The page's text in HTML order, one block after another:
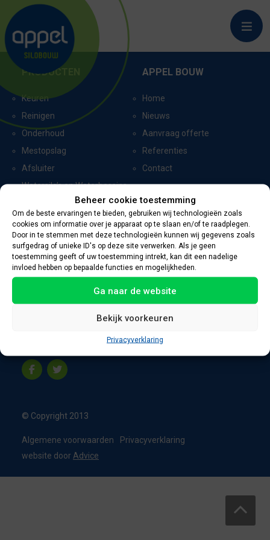
Beheer cookie toestemming
Om de beste ervaringen te bieden, gebruiken wij technologieën zoals
cookies om informatie over je apparaat op te slaan en/of te raadplegen.
Door in te stemmen met deze technologieën kunnen wij gegevens zoals
surfgedrag of unieke ID's op deze site verwerken. Als je geen
toestemming geeft of uw toestemming intrekt, kan dit een nadelige
invloed hebben op bepaalde functies en mogelijkheden.
Ga naar de website
Bekijk voorkeuren
Privacyverklaring
DE RIPS
PRODUCTEN
Keuren
Reinigen
Onderhoud
Mestopslag
Afsluiter
Watersilo’s en Waterbassins
APPEL BOUW
Home
Nieuws
Aanvraag offerte
Referenties
Contact
CERTIFICERING CONTACTGEGEVENS
Oevers 11
8331 VC Steenwijk
Nederland
info@appelbouw.nl
© Copyright 2013
Algemene voorwaarden
Privacyverklaring
website door Advice